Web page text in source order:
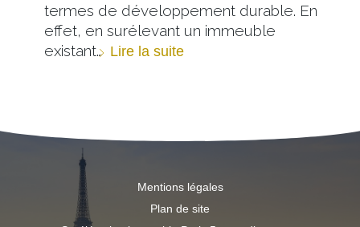
termes de développement durable. En
effet, en surélevant un immeuble
existant… Lire la suite
Mentions légales
Plan de site